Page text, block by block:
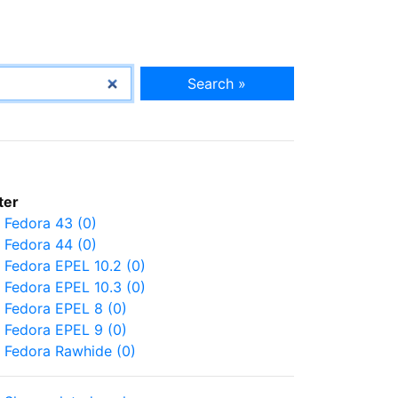
Search »
Fedora 43 (0)
Fedora 44 (0)
Fedora EPEL 10.2 (0)
Fedora EPEL 10.3 (0)
Fedora EPEL 8 (0)
Fedora EPEL 9 (0)
Fedora Rawhide (0)